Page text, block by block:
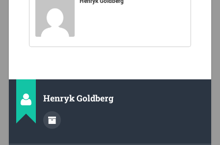
Henryk Goldberg